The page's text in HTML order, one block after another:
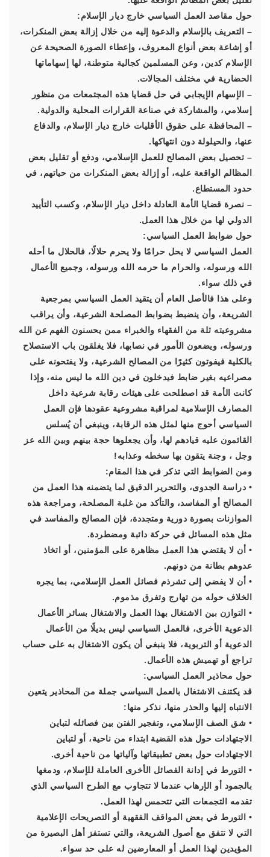
حول مقاصد العمل السياسي خارج ديار الإسلام:
– التعريف بالإسلام والدعوة إليه من خلال إزالة بعض المنكرات،
أو إشاعة بعض أنواع المعروف، وإعطاء الصورة الصحيحة عن
الإسلام كدين، وعن المسلمين كجالية متوطنة، لها إسهاماتها
الحضارية في مختلف المجالات.
– الإسهام الإيجابي في حل قضايا هذه المجتمعات من منظور
إسلامي، والمشاركة في صناعة القرارات المحلية والدولية.
– المحافظة على حقوق الأقليات خارج ديار الإسلام، والدفاع
عنها، والحيلولة دون انتهاكها.
– تحصيل بعض المصالح للعمل الإسلامي، ودفع أو تقليل بعض
المظالم الواقعة عليه، أو إزالة بعض المنكرات من حياتهم، في
حدود المستطاع.
– نصرة قضايا الأمة العادلة داخل ديار الإسلام، وكسب التأييد
الدولي لها من خلال هذا العمل.
حول ضوابط العمل السياسي:
العمل السياسي لا يحل حرامًا ولا يحرم حلالًا، فالحلال ما أحله
الله ورسوله، والحرام ما حرمه الله ورسوله، وجميع الأعمال
في ذلك سواء.
وعلى هذا فالأصل العام أن يتقيد العمل السياسي بمرجعية
الشريعة، وأن ينضبط بضوابط المصلحة الشرعية، وأن يراقب
مشروعيته ثلة من الفقهاء والخبراء ممن يحسنون الفهم عن الله
ورسوله، ويضعون الأمور في نصابها، فلا يغلقون باب الاستصلاح
بالكلية فيفوتون كثيرًا من المصالح الشرعية، ولا يفتحونه على
مصراعيه بغير ضابط فيدخلون في دين الله ما ليس منه، وإذا
كانت الأمة قد اصطلحت على هيئات رقابة شرعية داخل
المصارف الإسلامية لمراقبة مشروعية عقودها فإن العمل
السياسي أحوج منها لمثل هذه الرقابة، وينبغي أن يُسلس
القائمون عليه قيادهم لها، وأن يجعلوها حجة بينهم وبين الله عز
وجل ، وجنة يتقون بها سخطه وعذابه!
ومن الضوابط التي تذكر في هذا المقام:
• دراسة الجدوى، والتحرير الدقيق لما يتضمنه هذا العمل من
المصالح أو المفاسد، والتأكد من غلبة المصلحة، ومراجعة هذه
الموازنات بصورة دورية ومتجددة، فإن المصالح والمفاسد في
مثل هذه المسائل في حركة دائبة ومضطردة.
• أن لا يقتضي هذا العمل مظاهرة على المؤمنين، أو اتخاذ
عدوهم بطانة من دونهم.
• أن لا يفضي إلى تشرذم فصائل العمل الإسلامي، بما يجره
الخلاف حوله من تهارج وتفرق مذموم.
• التوازن بين الاشتغال بهذا العمل والاشتغال بسائر الأعمال
الدعوية الأخرى، فالعمل السياسي ليس بديلًا من الأعمال
الدعوية أو التربوية، فلا ينبغي أن يكون الاشتغال به على حساب
تراجع أو تهميش هذه الأعمال.
حول محاذير العمل السياسي:
قد يكتنف الاشتغال بالعمل السياسي جملة من المحاذير يتعين
الانتباه إليها والحذر منها، نذكر منها:
• شق الصف الإسلامي، وتفجير الفتن بين فصائله لتباين
الاجتهادات حول هذه القضية ابتداء من ناحية، أو لتباين
الاجتهادات حول بعض تطبيقاتها وآلياتها من ناحية أخرى.
• التورط في إدانة الفصائل الأخرى العاملة للإسلام، ودمغها
بالجمود أو الإرهاب عندما لا تتجاوب مع الطرح السياسي الذي
تقدمه التجمعات التي تتحمس لهذا العمل.
• التورط في بعض المواقف الفقهية أو التصريحات الإعلامية
التي لا تتفق مع أصول الشريعة، والتي تستفز أهل البصيرة من
المؤيدين لهذا العمل أو المعارضين له على حد سواء.